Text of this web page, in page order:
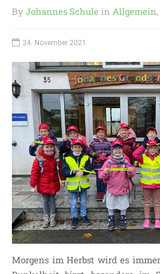
Bunte Schule mit Takt und Schwung
STARTSEITE
WICHTIGES AUS UNSERER
SCHULE
UNSER SCHULTAG
KONTAKT
SDUI
TERMINE
ELTERNBETEILIGUNG-
UND MITWIRKUNG
DAS TEAM DER
JOHANNESSCHULE
KOLLEGIUM
OGGS
SCHULSOZIALARBEIT
By Johannes Schule in Allgemein,
24. November 2021
Morgens im Herbst wird es